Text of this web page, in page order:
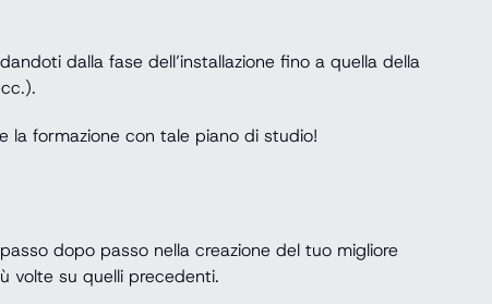
dalla fase dell’installazione fino a quella della
la formazione con tale piano di studio!
dopo passo nella creazione del tuo migliore
volte su quelli precedenti.